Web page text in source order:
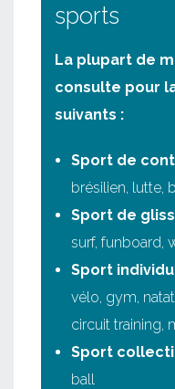
sports
La plupart de
consulte pour
suivants :
Sport de
brésilien, lutte,
Sport de
surf, funboard,
Sport
vélo, gym,
circuit training,
Sport
ball